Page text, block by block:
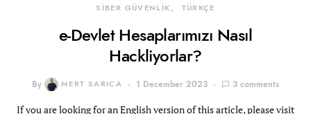
SİBER GÜVENLİK TÜRKÇE
e-Devlet Hesaplarımızı Nasıl
Hackliyorlar?
By MERT SARICA 1 December 2023 3 comments
If you are looking for an English version of this article, please visit